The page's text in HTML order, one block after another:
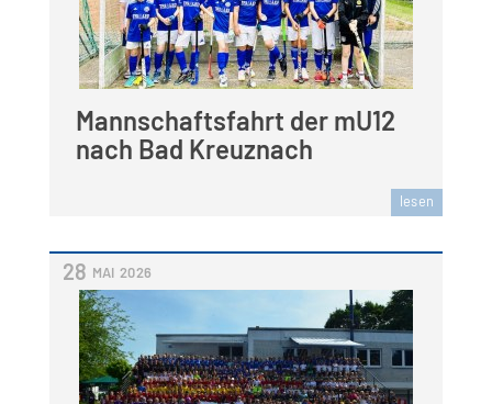
Mannschaftsfahrt der mU12
nach Bad Kreuznach
lesen
28 MAI 2026